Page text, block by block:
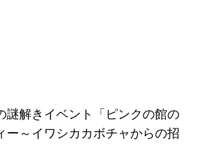
謎解きイベント「ピンクの館の
ー～イワシカカボチャからの招